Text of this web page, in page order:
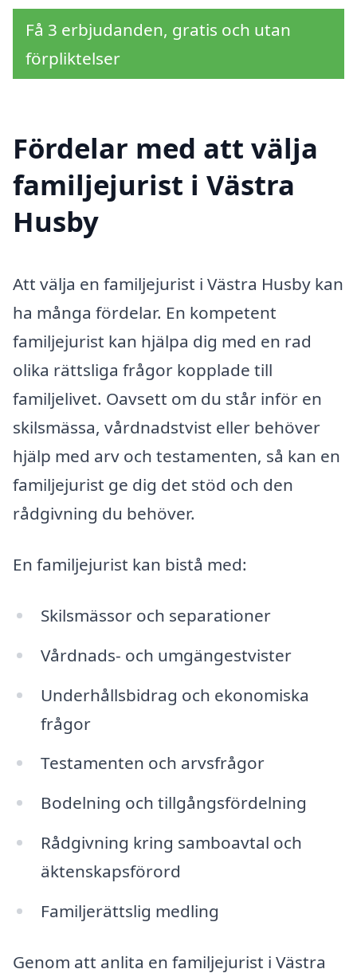
Få 3 erbjudanden, gratis och utan
förpliktelser
Fördelar med att välja
familjejurist i Västra
Husby
Att välja en familjejurist i Västra Husby kan
ha många fördelar. En kompetent
familjejurist kan hjälpa dig med en rad
olika rättsliga frågor kopplade till
familjelivet. Oavsett om du står inför en
skilsmässa, vårdnadstvist eller behöver
hjälp med arv och testamenten, så kan en
familjejurist ge dig det stöd och den
rådgivning du behöver.
En familjejurist kan bistå med:
Skilsmässor och separationer
Vårdnads- och umgängestvister
Underhållsbidrag och ekonomiska
frågor
Testamenten och arvsfrågor
Bodelning och tillgångsfördelning
Rådgivning kring samboavtal och
äktenskapsförord
Familjerättslig medling
Genom att anlita en familjejurist i Västra